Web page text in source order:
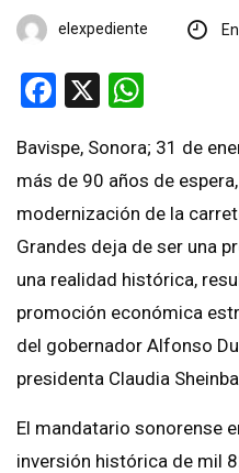
elexpediente
Facebook
X
Bavispe, Sonora; 31 de
más de 90 años de
modernización de la
Grandes deja de ser una
una realidad histórica,
promoción económica
del gobernador Alfonso
presidenta Claudia
El mandatario sonorense
inversión histórica de mil